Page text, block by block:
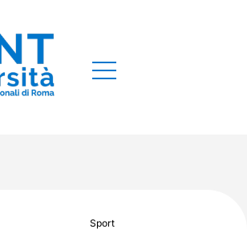
Sport